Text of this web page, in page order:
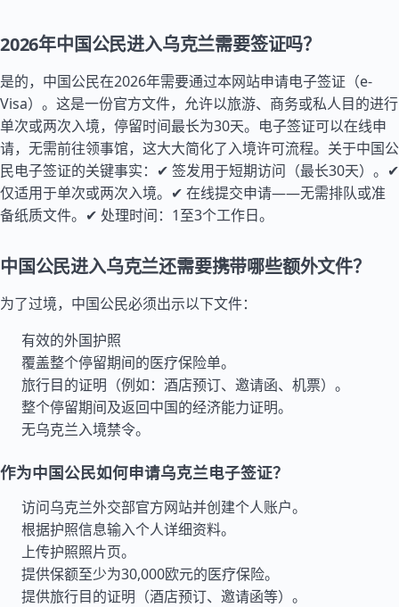
2026年中国公民进入乌克兰需要签证吗？
是的，中国公民在2026年需要通过本网站申请电子签证（e-
Visa）。这是一份官方文件，允许以旅游、商务或私人目的进行
单次或两次入境，停留时间最长为30天。电子签证可以在线申
请，无需前往领事馆，这大大简化了入境许可流程。关于中国公
民电子签证的关键事实：✔ 签发用于短期访问（最长30天）。✔
仅适用于单次或两次入境。✔ 在线提交申请——无需排队或准
备纸质文件。✔ 处理时间：1至3个工作日。
中国公民进入乌克兰还需要携带哪些额外文件？
为了过境，中国公民必须出示以下文件：
有效的外国护照
覆盖整个停留期间的医疗保险单。
旅行目的证明（例如：酒店预订、邀请函、机票）。
整个停留期间及返回中国的经济能力证明。
无乌克兰入境禁令。
作为中国公民如何申请乌克兰电子签证？
访问乌克兰外交部官方网站并创建个人账户。
根据护照信息输入个人详细资料。
上传护照照片页。
提供保额至少为30,000欧元的医疗保险。
提供旅行目的证明（酒店预订、邀请函等）。